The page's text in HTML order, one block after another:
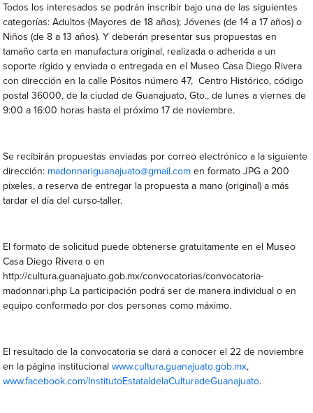
Todos los interesados se podrán inscribir bajo una de las siguientes
categorías: Adultos (Mayores de 18 años); Jóvenes (de 14 a 17 años) o
Niños (de 8 a 13 años). Y deberán presentar sus propuestas en
tamaño carta en manufactura original, realizada o adherida a un
soporte rígido y enviada o entregada en el Museo Casa Diego Rivera
con dirección en la calle Pósitos número 47, Centro Histórico, código
postal 36000, de la ciudad de Guanajuato, Gto., de lunes a viernes de
9:00 a 16:00 horas hasta el próximo 17 de noviembre.
Se recibirán propuestas enviadas por correo electrónico a la siguiente
dirección: madonnariguanajuato@gmail.com en formato JPG a 200
pixeles, a reserva de entregar la propuesta a mano (original) a más
tardar el día del curso-taller.
El formato de solicitud puede obtenerse gratuitamente en el Museo
Casa Diego Rivera o en
http://cultura.guanajuato.gob.mx/convocatorias/convocatoria-
madonnari.php La participación podrá ser de manera individual o en
equipo conformado por dos personas como máximo.
El resultado de la convocatoria se dará a conocer el 22 de noviembre
en la página institucionalwww.cultura.guanajuato.gob.mx,
www.facebook.com/InstitutoEstataldelaCulturadeGuanajuato.